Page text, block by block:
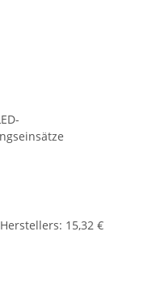
: 15,32 €